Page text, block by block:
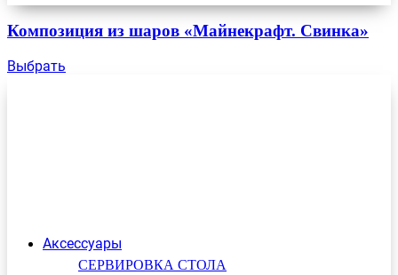
Аксессуары
СЕРВИРОВКА СТОЛА
Композиция из шаров «Майнекрафт. Свинка»
Выбрать